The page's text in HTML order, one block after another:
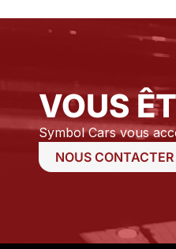
Stéphane
VOUS
Symbol Cars vous
NOUS CONTACTER